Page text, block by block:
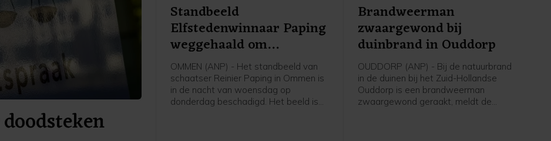
Standbeeld
Elfstedenwinnaar Paping
weggehaald om
beschadigingen
OMMEN (ANP) - Het standbeeld van
schaatser Reinier Paping in Ommen is
in de nacht van woensdag op
donderdag beschadigd. Het beeld is
Brandweerman
zwaargewond bij
duinbrand in Ouddorp
OUDDORP (ANP) - Bij de natuurbrand
in de duinen bij het Zuid-Hollandse
Ouddorp is een brandweerman
zwaargewond geraakt, meldt de